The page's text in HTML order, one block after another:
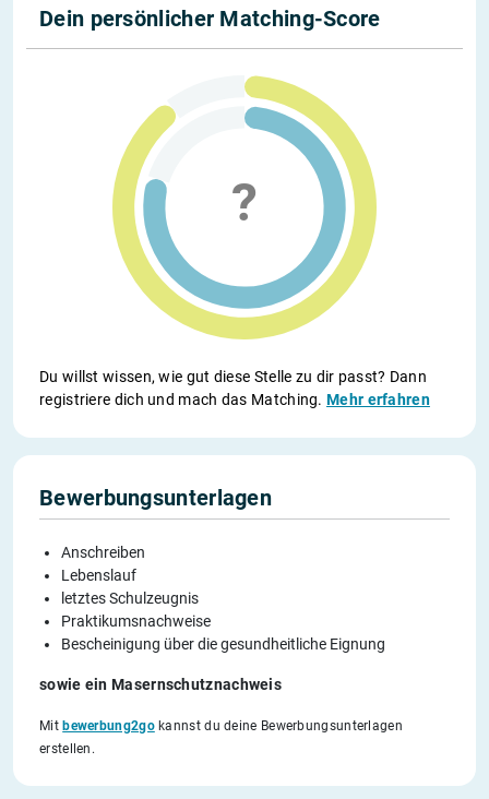
Dein persönlicher Matching-Score
Du willst wissen, wie gut diese Stelle zu dir passt? Dann
registriere dich und mach das Matching.Mehr erfahren
Bewerbungsunterlagen
Anschreiben
Lebenslauf
letztes Schulzeugnis
Praktikumsnachweise
Bescheinigung über die gesundheitliche Eignung
sowie ein Masernschutznachweis
Mitbewerbung2gokannst du deine Bewerbungsunterlagen
erstellen.